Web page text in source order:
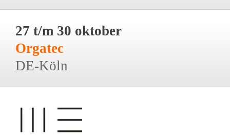
27 t/m 30 oktober
Orgatec
DE-Köln